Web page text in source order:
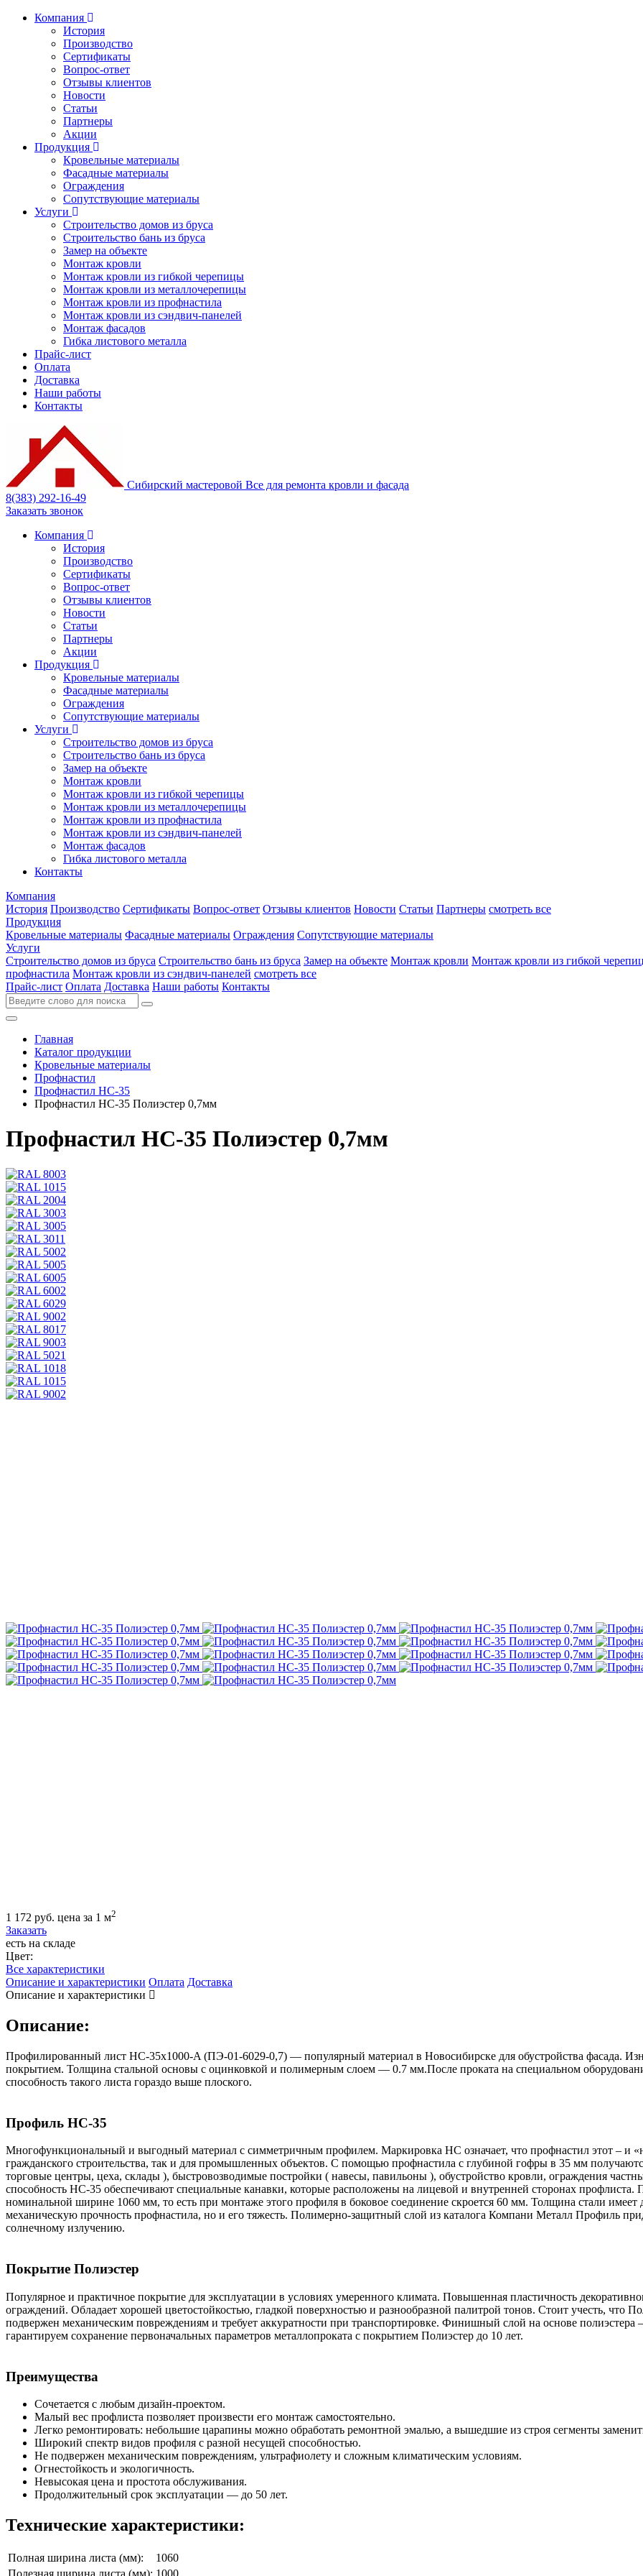
Компания
История
Производство
Сертификаты
Вопрос-ответ
Отзывы клиентов
Новости
Статьи
Партнеры
Акции
Продукция
Кровельные материалы
Фасадные материалы
Ограждения
Сопутствующие материалы
Услуги
Строительство домов из бруса
Строительство бань из бруса
Замер на объекте
Монтаж кровли
Монтаж кровли из гибкой черепицы
Монтаж кровли из металлочерепицы
Монтаж кровли из профнастила
Монтаж кровли из сэндвич-панелей
Монтаж фасадов
Гибка листового металла
Прайс-лист
Оплата
Доставка
Наши работы
Контакты
Сибирский мастеровой Все для ремонта кровли и фасада
8(383) 292-16-49
Заказать звонок
Компания
История
Производство
Сертификаты
Вопрос-ответ
Отзывы клиентов
Новости
Статьи
Партнеры
Акции
Продукция
Кровельные материалы
Фасадные материалы
Ограждения
Сопутствующие материалы
Услуги
Строительство домов из бруса
Строительство бань из бруса
Замер на объекте
Монтаж кровли
Монтаж кровли из гибкой черепицы
Монтаж кровли из металлочерепицы
Монтаж кровли из профнастила
Монтаж кровли из сэндвич-панелей
Монтаж фасадов
Гибка листового металла
Контакты
Компания
История Производство Сертификаты Вопрос-ответ Отзывы клиентов Новости Статьи Партнеры смотреть все
Продукция
Кровельные материалы Фасадные материалы Ограждения Сопутствующие материалы
Услуги
Строительство домов из бруса Строительство бань из бруса Замер на объекте Монтаж кровли Монтаж кровли из гибкой
профнастила Монтаж кровли из сэндвич-панелей смотреть все
Прайс-лист Оплата Доставка Наши работы Контакты
Главная
Каталог продукции
Кровельные материалы
Профнастил
Профнастил НС-35
Профнастил НС-35 Полиэстер 0,7мм
Профнастил НС-35 Полиэстер 0,7мм
1 172 руб. цена за 1 м2
Заказать
есть на складе
Цвет:
Все характеристики
Описание и характеристики Оплата Доставка
Описание и характеристики
Описание:
Профилированный лист НС-35x1000-A (ПЭ-01-6029-0,7) — популярный материал в Новосибирске для обустройства фасада.
покрытием. Толщина стальной основы с оцинковкой и полимерным слоем — 0.7 мм.После проката на специальном
способность такого листа гораздо выше плоского.
Профиль НС-35
Многофункциональный и выгодный материал с симметричным профилем. Маркировка НС означает, что профнастил этот – и
гражданского строительства, так и для промышленных объектов. С помощью профнастила с глубиной гофры в 35 мм
торговые центры, цеха, склады ), быстровозводимые постройки ( навесы, павильоны ), обустройство кровли, ограждения
способность НС-35 обеспечивают специальные канавки, которые расположены на лицевой и внутренней сторонах профлиста.
номинальной ширине 1060 мм, то есть при монтаже этого профиля в боковое соединение скроется 60 мм. Толщина стали имеет
механическую прочность профнастила, но и его тяжесть. Полимерно-защитный слой из каталога Компани Металл Профиль
солнечному излучению.
Покрытие Полиэстер
Популярное и практичное покрытие для эксплуатации в условиях умеренного климата. Повышенная пластичность
ограждений. Обладает хорошей цветостойкостью, гладкой поверхностью и разнообразной палитрой тонов. Стоит учесть, что
подвержен механическим повреждениям и требует аккуратности при транспортировке. Финишный слой на основе
гарантируем сохранение первоначальных параметров металлопроката с покрытием Полиэстер до 10 лет.
Преимущества
Сочетается с любым дизайн-проектом.
Малый вес профлиста позволяет произвести его монтаж самостоятельно.
Легко ремонтировать: небольшие царапины можно обработать ремонтной эмалью, а вышедшие из строя сегменты
Широкий спектр видов профиля с разной несущей способностью.
Не подвержен механическим повреждениям, ультрафиолету и сложным климатическим условиям.
Огнестойкость и экологичность.
Невысокая цена и простота обслуживания.
Продолжительный срок эксплуатации — до 50 лет.
Технические характеристики:
Полная ширина листа (мм):
1060